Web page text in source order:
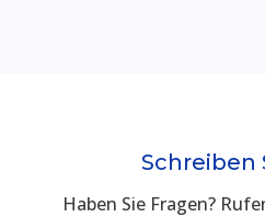
Schreiben
Haben Sie Fragen?